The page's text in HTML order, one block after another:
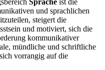
und sprachlichen
steigert die
und motiviert, sich die
kommunikativer
mündliche und schriftliche
vorrangig auf die